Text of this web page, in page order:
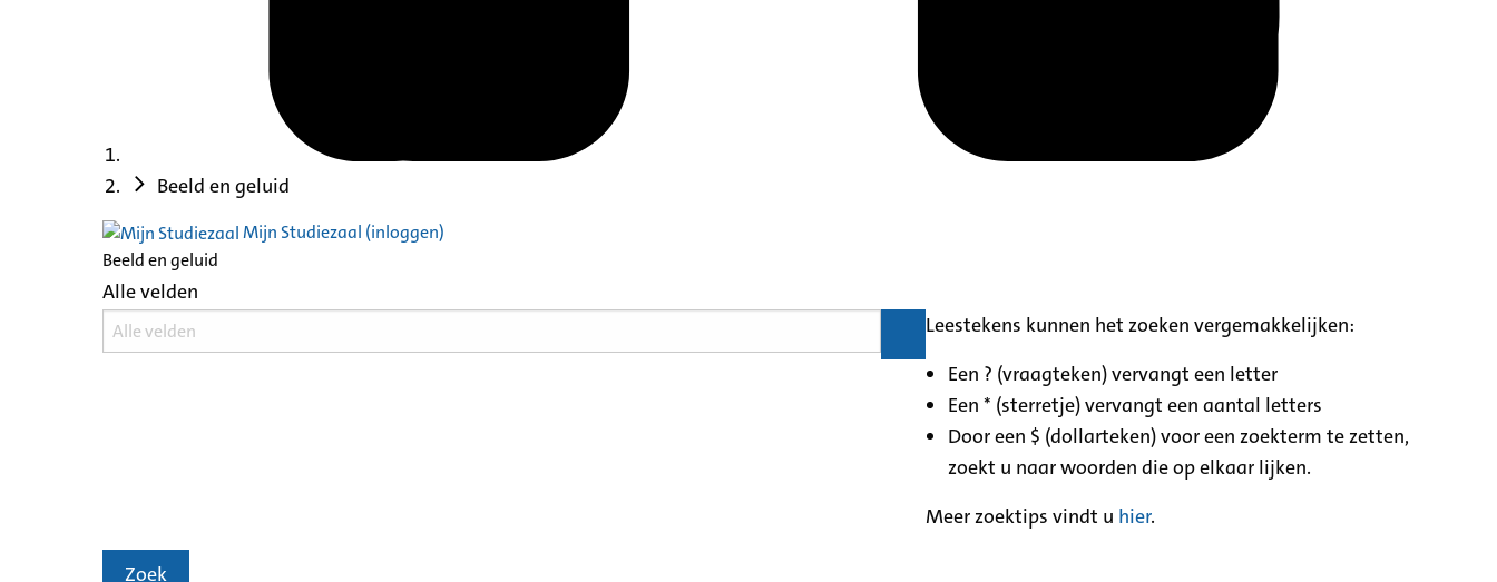
Beeld en geluid
Mijn Studiezaal (inloggen)
Beeld en geluid
Alle velden
Leestekens kunnen het zoeken vergemakkelijken:
Een ? (vraagteken) vervangt een letter
Een * (sterretje) vervangt een aantal letters
Door een $ (dollarteken) voor een zoekterm te zetten,
zoekt u naar woorden die op elkaar lijken.
Meer zoektips vindt u hier.
Zoek